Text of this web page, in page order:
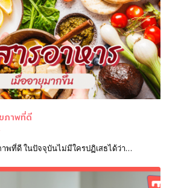
ภาพที่ดี
าพที่ดี ในปัจจุบันไม่มีใครปฏิเสธได้ว่า…